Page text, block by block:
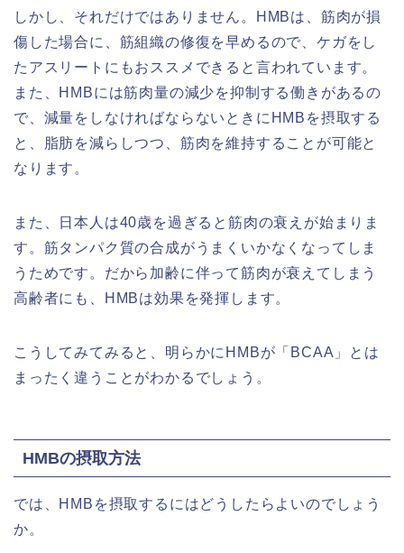
しかし、それだけではありません。HMBは、筋肉が損
傷した場合に、筋組織の修復を早めるので、ケガをし
たアスリートにもおススメできると言われています。
また、HMBには筋肉量の減少を抑制する働きがあるの
で、減量をしなければならないときにHMBを摂取する
と、脂肪を減らしつつ、筋肉を維持することが可能と
なります。
また、日本人は40歳を過ぎると筋肉の衰えが始まりま
す。筋タンパク質の合成がうまくいかなくなってしま
うためです。だから加齢に伴って筋肉が衰えてしまう
高齢者にも、HMBは効果を発揮します。
こうしてみてみると、明らかにHMBが「BCAA」とは
まったく違うことがわかるでしょう。
HMBの摂取方法
では、HMBを摂取するにはどうしたらよいのでしょう
か。